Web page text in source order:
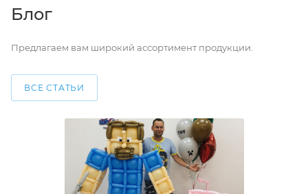
Блог
Предлагаем вам широкий ассортимент продукции.
ВСЕ СТАТЬИ